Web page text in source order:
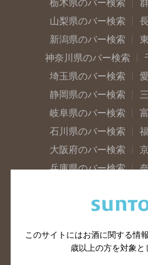
栃木県のバー検索
山梨県のバー検索
新潟県のバー検索
神奈川県のバー検索
埼玉県のバー検索
静岡県のバー検索
岐阜県のバー検索
石川県のバー検索
大阪府のバー検索
兵庫県のバー検索
広島県のバー検索
島根県のバー検索
このサイトにはお酒に関する情
歳以上の方を対象と